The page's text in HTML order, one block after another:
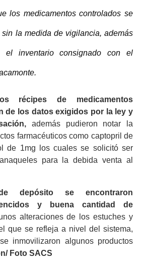
los medicamentos controlados se
sin la medida de vigilancia, además
el inventario consignado con el
récipes de medicamentos
de los datos exigidos por la ley y
además pudieron notar la
farmacéuticos como captopril de
de 1mg los cuales se solicitó ser
para la debida venta al
depósito se encontraron
y buena cantidad de
alteraciones de los estuches y
que se refleja a nivel del sistema,
inmovilizaron algunos productos
Foto SACS